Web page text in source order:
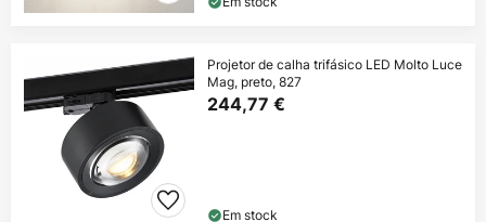
Projetor de calha trifásico LED Molto Luce
Mag, preto, 827
244,77 €
Em stock